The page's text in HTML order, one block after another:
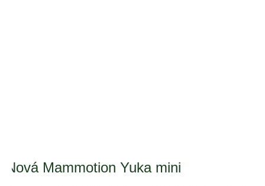
Nová Mammotion Yuka mini